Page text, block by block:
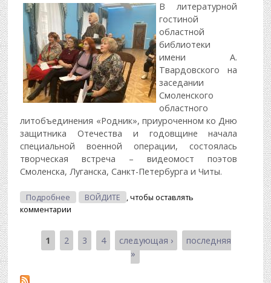
В литературной
гостиной
областной
библиотеки
имени А.
Твардовского на
заседании
Смоленского
областного
литобъединения «Родник», приуроченном ко Дню
защитника Отечества и годовщине начала
специальной военной операции, состоялась
творческая встреча – видеомост поэтов
Смоленска, Луганска, Санкт-Петербурга и Читы.
Подробнее О «…И Слово В Боевом Строю…»
ВОЙДИТЕ
, чтобы оставлять
комментарии
Страницы
1 2 3 4 следующая ›
последняя
»